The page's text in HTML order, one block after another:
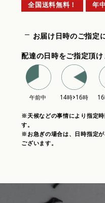
全国送料無料！ 年
お届け日時のご指定
配達の日時をご指定頂け
※天候などの事情により指定
す。
※お急ぎの場合は、日時指定
ございます。